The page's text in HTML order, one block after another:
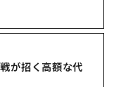
が招く高額な代